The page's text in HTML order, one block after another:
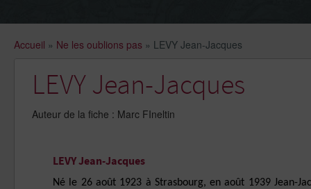
Accueil » Ne les oublions pas » LEVY Jean-Jacques
LEVY Jean-Jacques
Auteur de la fiche : Marc FIneltin
LEVY Jean-Jacques
Né le 26 août 1923 à Strasbourg, en août 1939 Jean-